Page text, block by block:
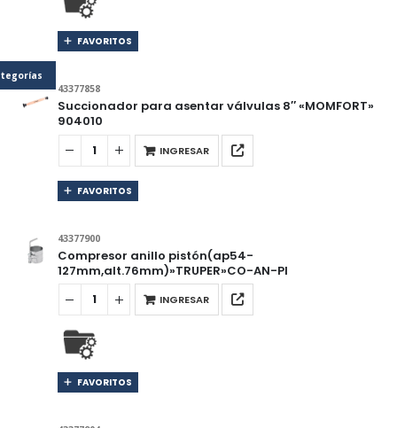
FAVORITOS
43377858
Succionador para asentar válvulas 8″ «MOMFORT»
904010
INGRESAR
FAVORITOS
43377900
Compresor anillo pistón(ap54-
127mm,alt.76mm)»TRUPER»CO-AN-PI
INGRESAR
FAVORITOS